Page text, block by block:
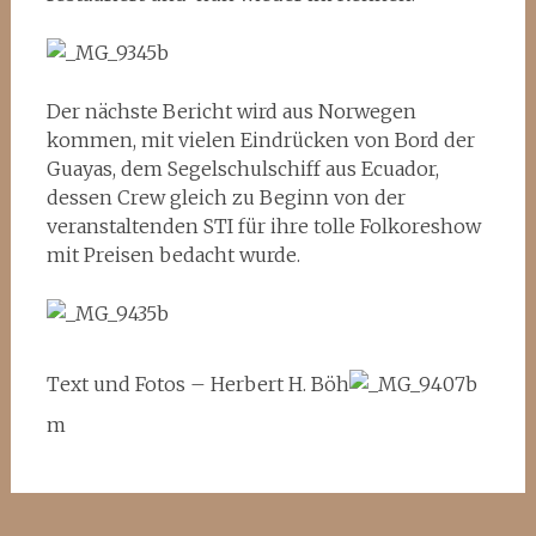
Der nächste Bericht wird aus Norwegen
kommen, mit vielen Eindrücken von Bord der
Guayas, dem Segelschulschiff aus Ecuador,
dessen Crew gleich zu Beginn von der
veranstaltenden STI für ihre tolle Folkoreshow
mit Preisen bedacht wurde.
Text und Fotos – Herbert H. Böh
m